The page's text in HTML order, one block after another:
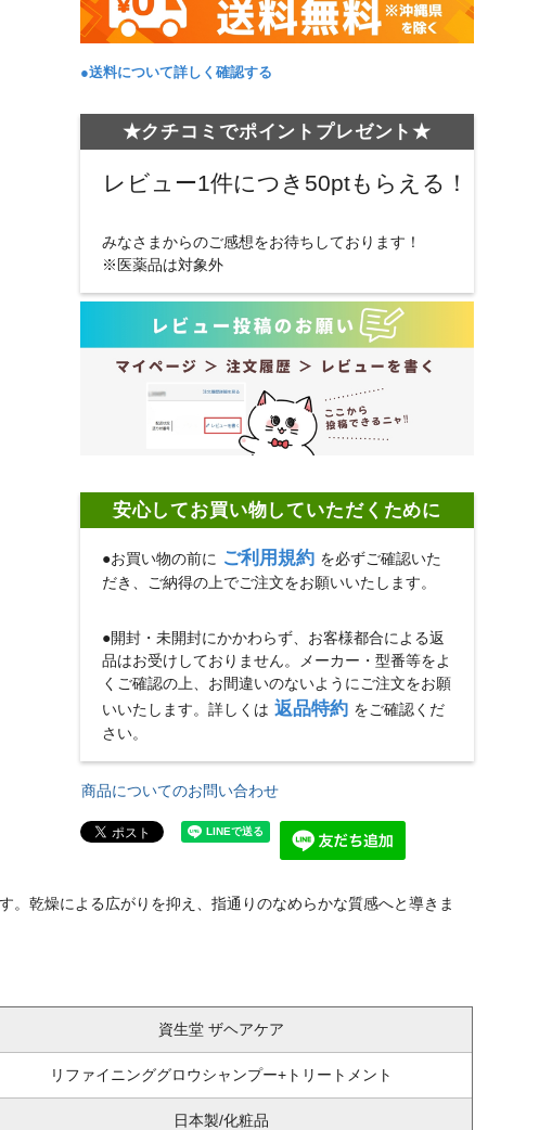
●送料について詳しく確認する
★クチコミでポイントプレゼント★
レビュー1件につき50ptもらえる！
みなさまからのご感想をお待ちしております！
※医薬品は対象外
安心してお買い物していただくために
●お買い物の前に ご利用規約 を必ずご確認いた
だき、ご納得の上でご注文をお願いいたします。
●開封・未開封にかかわらず、お客様都合による返
品はお受けしておりません。メーカー・型番等をよ
くご確認の上、お間違いのないようにご注文をお願
いいたします。詳しくは 返品特約 をご確認くだ
さい。
商品についてのお問い合わせ
乾燥による広がりを抑え、指通りのなめらかな質感へと導きま
資生堂 ザヘアケア
リファイニンググロウシャンプー+トリートメント
日本製/化粧品